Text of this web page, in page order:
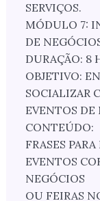
SERVIÇOS.
MÓDULO 7:
DE
DURAÇÃO: 8
OBJETIVO:
SOCIALIZAR
EVENTOS DE
CONTEÚDO:
FRASES
EVENTOS
NEGÓCIOS
OU FEIRAS